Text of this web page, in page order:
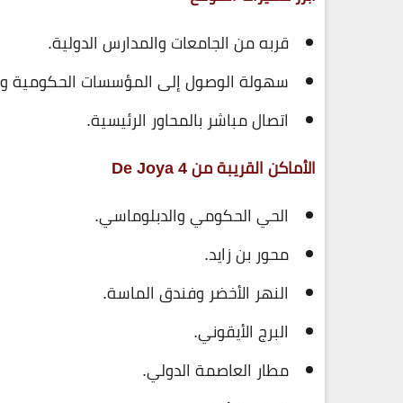
قربه من الجامعات والمدارس الدولية.
سهولة الوصول إلى المؤسسات الحكومية
اتصال مباشر بالمحاور الرئيسية.
الأماكن القريبة من De Joya 4
الحي الحكومي والدبلوماسي.
محور بن زايد.
النهر الأخضر وفندق الماسة.
البرج الأيقوني.
مطار العاصمة الدولي.